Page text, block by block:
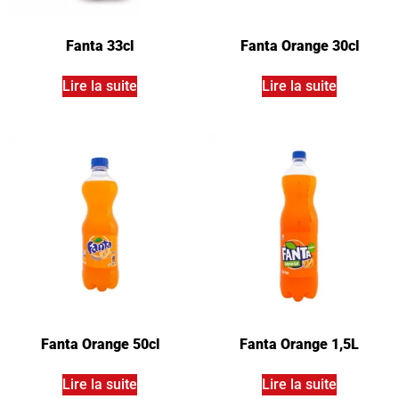
Fanta 33cl
Lire la suite
Fanta Orange 30cl
Lire la suite
Fanta Orange 50cl
Lire la suite
Fanta Orange 1,5L
Lire la suite